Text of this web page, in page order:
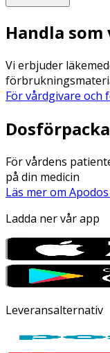
Handla
Vi erbjuder
För vårdgivare och
För vårdens
på din medicin
Läs mer om
Ladda ner vår app
Leveransalternativ